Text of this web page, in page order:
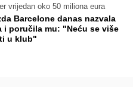
vrijedan oko 50 miliona eura
Barcelone danas nazvala
i poručila mu: "Neću se više
u klub"